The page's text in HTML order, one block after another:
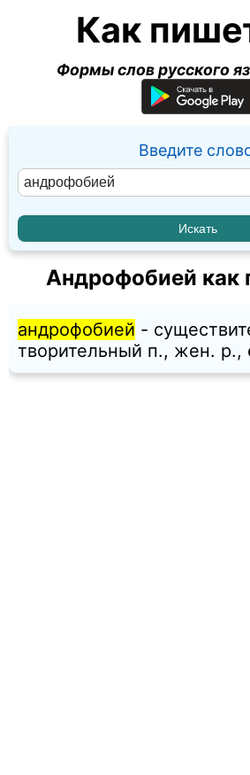
Как
Формы слов русского
Введите
Андрофобией как
андрофобией -
творительный п., жен. p.,